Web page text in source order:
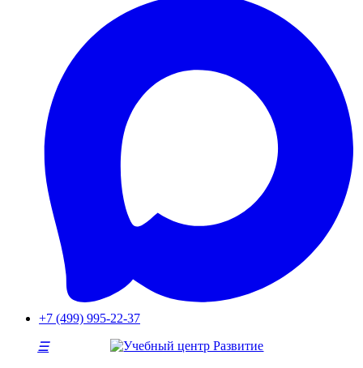
+7 (499) 995-22-37